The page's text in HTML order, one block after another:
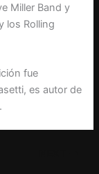
Miller Band y
los Rolling
fue
es autor de
.